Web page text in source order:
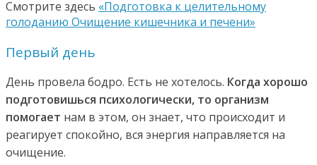
Смотрите здесь «Подготовка к целительному
голоданию Очищение кишечника и печени»
Первый день
День провела бодро. Есть не хотелось. Когда хорошо
подготовишься психологически, то организм
помогает нам в этом, он знает, что происходит и
реагирует спокойно, вся энергия направляется на
очищение.